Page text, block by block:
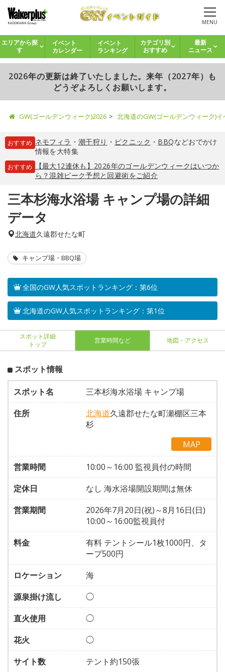
MENU
エリアから探
す
イベント
カレンダー
イベント
ランキング
カテゴリ別
おすすめ
最新
ニュース
2026年の更新は終了いたしました。来年（2027年）も
どうぞよろしくお願いします。
GW(ゴールデンウィーク)2026 北海道のGW(ゴールデンウィーク)
おすすめ ネモフィラ ・ 潮干狩り ・ ピクニック ・ BBQなどおでかけ
情報を大特集
おすすめ
【最大12連休も】2026年のゴールデンウィークはいつか
ら？混雑ピーク予想と回避術をご紹介
三本杉海水浴場 キャンプ場の詳細
データ
北海道久遠郡せたな町
キャンプ場・BBQ場
全国のGW人気スポットランキング：第6位
北海道のGW人気スポットランキング：第1位
スポット詳細
トップ
営業時間など 地図・アクセス
スポット情報
スポット名
三本杉海水浴場 キャンプ場
住所
北海道久遠郡せたな町瀬棚区三本
杉
MAP
営業時間
10:00～16:00 監視員付の時間
定休日
なし 海水浴場開設期間は無休
営業期間
2026年7月20日(祝)～8月16日(日)
10:00～16:00監視員付
料金
有料 テントシール1枚1000円、タ
ープ500円
ロケーション
海
源泉掛け流し
◯
直火使用
◯
花火
◯
サイト数
テント約150張